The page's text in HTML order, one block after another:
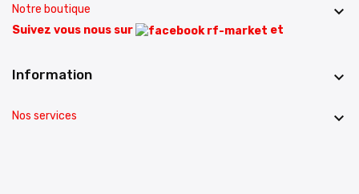
Notre boutique 
Suivez vous nous sur et
Information 
Nos services 